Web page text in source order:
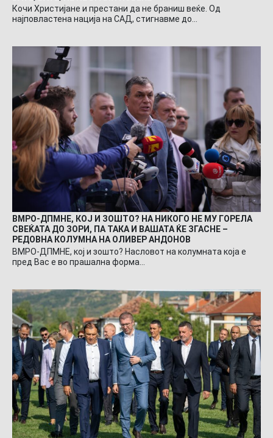
Кочи Христијане и престани да не браниш веќе. Од
најповластена нација на САД, стигнавме до…
ВМРО-ДПМНЕ, КОЈ И ЗОШТО? НА НИКОГО НЕ МУ ГОРЕЛА
СВЕЌАТА ДО ЗОРИ, ПА ТАКА И ВАШАТА ЌЕ ЗГАСНЕ –
РЕДОВНА КОЛУМНА НА ОЛИВЕР АНДОНОВ
ВМРО-ДПМНЕ, кој и зошто? Насловот на колумната која е
пред Вас е во прашална форма…